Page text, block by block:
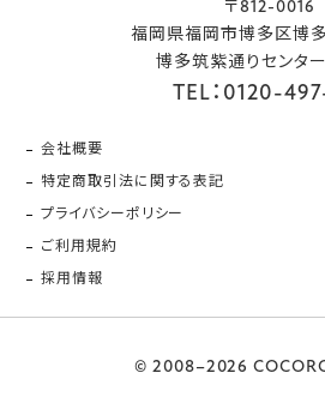
〒812-0016
福岡県福岡市博多区博
博多筑紫通りセンタ
TEL：0120-
会社概要
特定商取引法に関する表記
プライバシーポリシー
ご利用規約
採用情報
© 2008–2026